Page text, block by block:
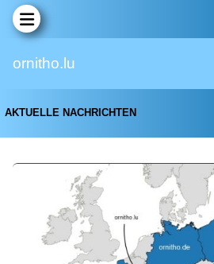
ornitho.lu
AKTUELLE NACHRICHTEN